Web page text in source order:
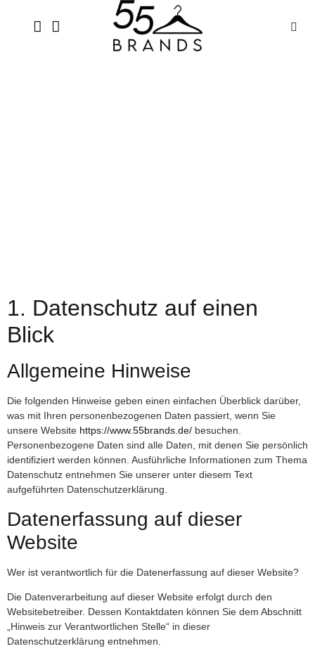
1. Datenschutz auf einen
Blick
Allgemeine Hinweise
Die folgenden Hinweise geben einen einfachen Überblick darüber,
was mit Ihren personenbezogenen Daten passiert, wenn Sie
unsere Website https://www.55brands.de/ besuchen.
Personenbezogene Daten sind alle Daten, mit denen Sie persönlich
identifiziert werden können. Ausführliche Informationen zum Thema
Datenschutz entnehmen Sie unserer unter diesem Text
aufgeführten Datenschutzerklärung.
Datenerfassung auf dieser
Website
Wer ist verantwortlich für die Datenerfassung auf dieser Website?
Die Datenverarbeitung auf dieser Website erfolgt durch den
Websitebetreiber. Dessen Kontaktdaten können Sie dem Abschnitt
„Hinweis zur Verantwortlichen Stelle“ in dieser
Datenschutzerklärung entnehmen.